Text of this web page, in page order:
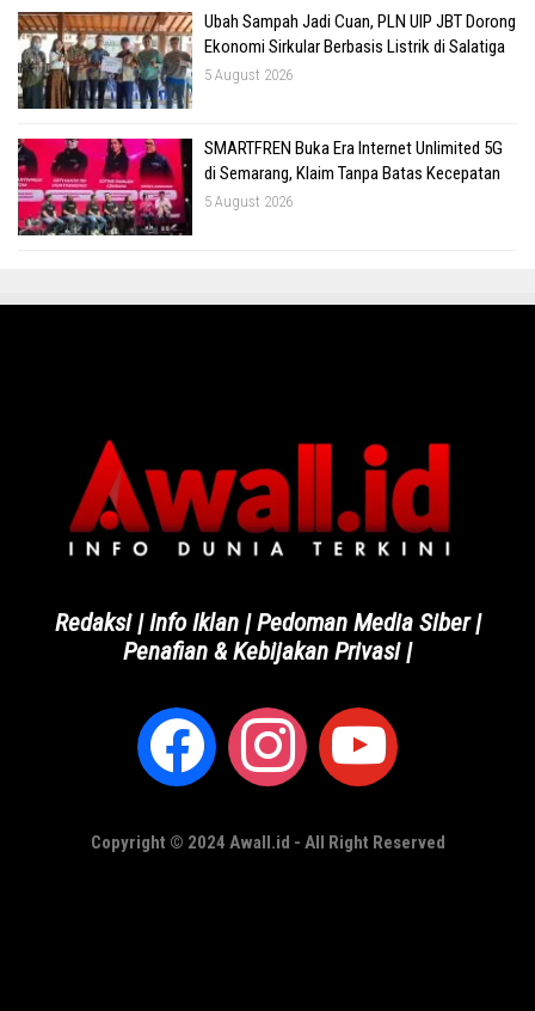
Ubah Sampah Jadi Cuan, PLN UIP JBT Dorong
Ekonomi Sirkular Berbasis Listrik di Salatiga
5 August 2026
SMARTFREN Buka Era Internet Unlimited 5G
di Semarang, Klaim Tanpa Batas Kecepatan
5 August 2026
Redaksi|Info Iklan|Pedoman Media Siber|
Penafian & Kebijakan Privasi|
Copyright © 2024 Awall.id - All Right Reserved